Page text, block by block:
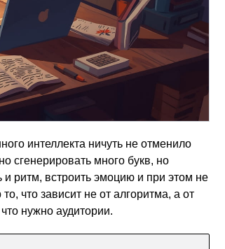
интеллекта ничуть не отменило
сгенерировать много букв, но
и ритм, встроить эмоцию и при этом не
что зависит не от алгоритма, а от
нужно аудитории.